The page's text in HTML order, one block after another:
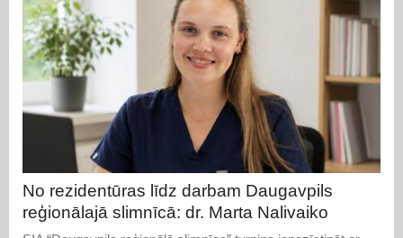
No rezidentūras līdz darbam Daugavpils
reģionālajā slimnīcā: dr. Marta Nalivaiko